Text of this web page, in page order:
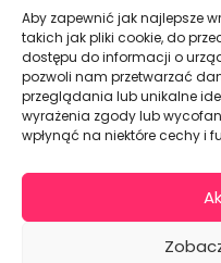
Aby zapewnić jak najlepsze
takich jak pliki cookie, do
dostępu do informacji o
pozwoli nam przetwarzać
przeglądania lub unikalne
wyrażenia zgody lub
wpłynąć na niektóre cechy i
ul. Modularna 12,
Giełda Spożywcza
Pon.-Pt.: 07:00 -
NIP: PL7970009100
Polityka prywatności